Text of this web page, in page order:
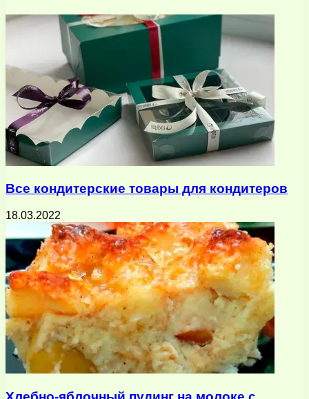
почту
Все кондитерские товары для кондитеров
18.03.2022